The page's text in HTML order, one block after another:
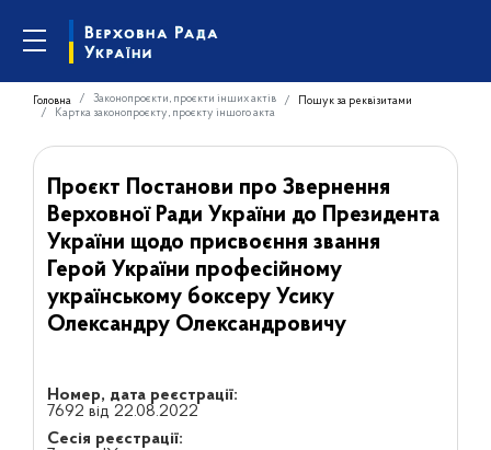
Головна Законопроєкти, проєкти інших актів
Пошук за реквізитами
Картка законопроєкту, проєкту іншого акта
Проєкт Постанови про Звернення
Верховної Ради України до Президента
України щодо присвоєння звання
Герой України професійному
українському боксеру Усику
Олександру Олександровичу
Номер, дата реєстрації:
7692 від 22.08.2022
Сесія реєстрації: